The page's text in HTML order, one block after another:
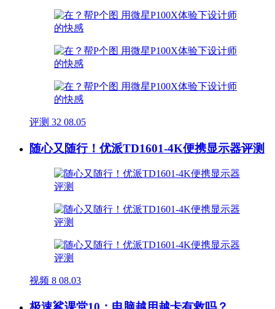
评测 32 08.05
随心又随行！优派TD1601-4K便携显示器评测
视频 8 08.03